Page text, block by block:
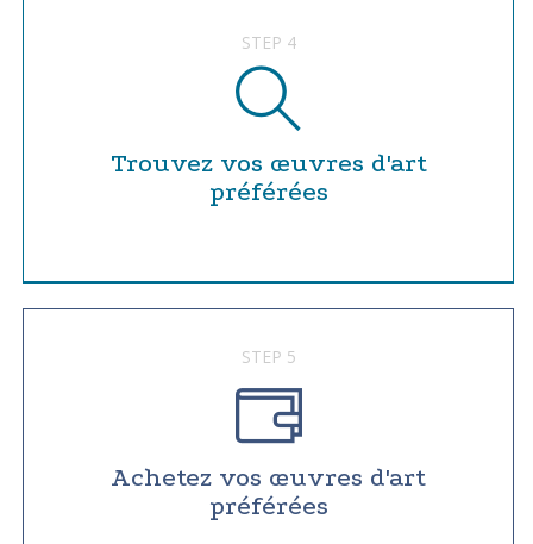
STEP 4
Trouvez vos œuvres d'art
préférées
STEP 5
Achetez vos œuvres d'art
préférées